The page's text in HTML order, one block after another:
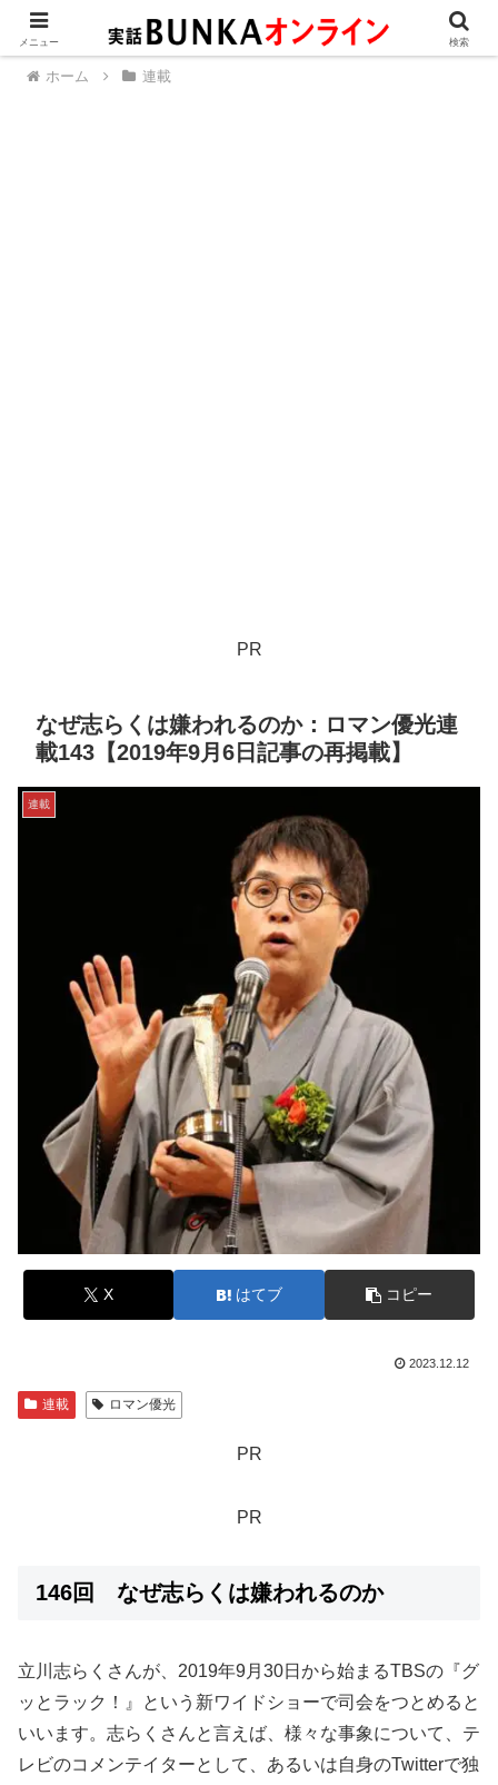
ホーム 連載
PR
なぜ志らくは嫌われるのか：ロマン優光連
載143【2019年9月6日記事の再掲載】
連載
X はてブ コピー
2023.12.12
連載 ロマン優光
PR
PR
146回 なぜ志らくは嫌われるのか
立川志らくさんが、2019年9月30日から始まるTBSの『グ
ッとラック！』という新ワイドショーで司会をつとめると
いいます。志らくさんと言えば、様々な事象について、テ
レビのコメンテイターとして、あるいは自身のTwitterで独
メニュー 検索